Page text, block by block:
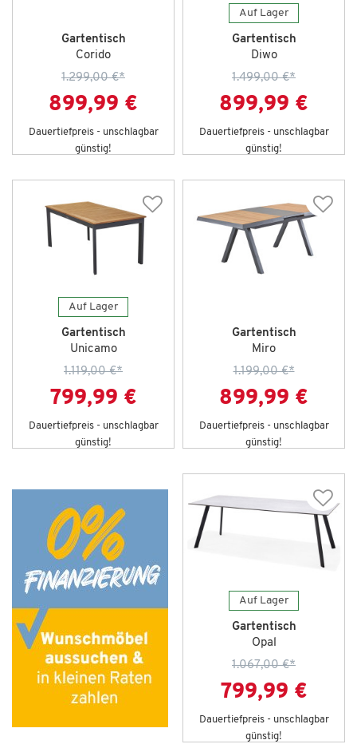
Gartentisch
Corido
1.299,00 €*
899,99 €
Dauertiefpreis - unschlagbar
günstig!
Auf Lager
Gartentisch
Diwo
1.499,00 €*
899,99 €
Dauertiefpreis - unschlagbar
günstig!
Auf Lager
Gartentisch
Unicamo
1.119,00 €*
799,99 €
Dauertiefpreis - unschlagbar
günstig!
Gartentisch
Miro
1.199,00 €*
899,99 €
Dauertiefpreis - unschlagbar
günstig!
Auf Lager
Gartentisch
Opal
1.067,00 €*
799,99 €
Dauertiefpreis - unschlagbar
günstig!